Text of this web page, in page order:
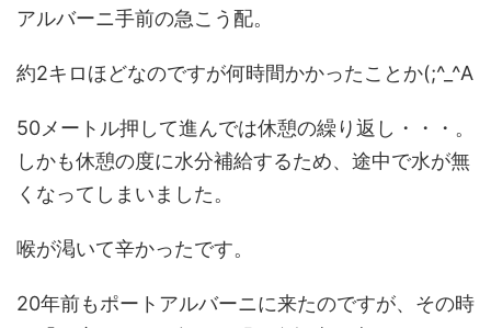
アルバーニ手前の急こう配。
約2キロほどなのですが何時間かかったことか(;^_^A
50メートル押して進んでは休憩の繰り返し・・・。
しかも休憩の度に水分補給するため、途中で水が無
くなってしまいました。
喉が渇いて辛かったです。
20年前もポートアルバーニに来たのですが、その時